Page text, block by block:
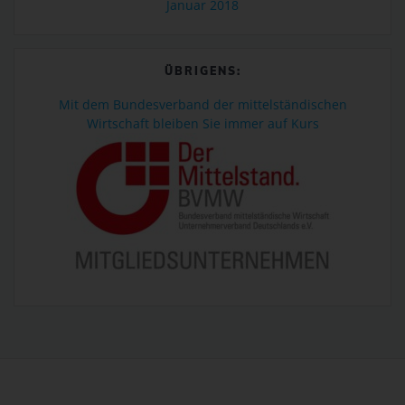
Januar 2018
ÜBRIGENS:
Mit dem Bundesverband der mittelständischen
Wirtschaft bleiben Sie immer auf Kurs
Bei der Nutzung dieser allgemeinen Daten und Informationen
Inhalte unserer Internetseite korrekt auszuliefern, (2) die Inhalte
unserer Internetseite sowie die Werbung für diese zu
optimieren, (3) die dauerhafte Funktionsfähigkeit unserer
Internetseite zu gewährleisten sowie (4) um
Strafverfolgungsbehörden im Falle eines Cyberangriffes die zur
Strafverfolgung notwendigen Informationen bereitzustellen.
Diese anonym erhobenen Daten und Informationen werden
durch uns daher einerseits statistisch und ferner mit dem Ziel
ausgewertet, den Datenschutz und die Datensicherheit in